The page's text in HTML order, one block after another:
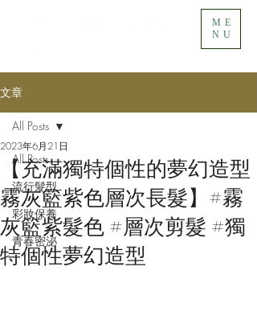
ME
NU
文章
All Posts
流行髮型
彩妝保養
青春密泌
All Posts
【充滿獨特個性的夢幻造型
霧灰籃紫色層次長髮】#霧
灰籃紫髮色 #層次剪髮 #獨
特個性夢幻造型
2023年6月21日